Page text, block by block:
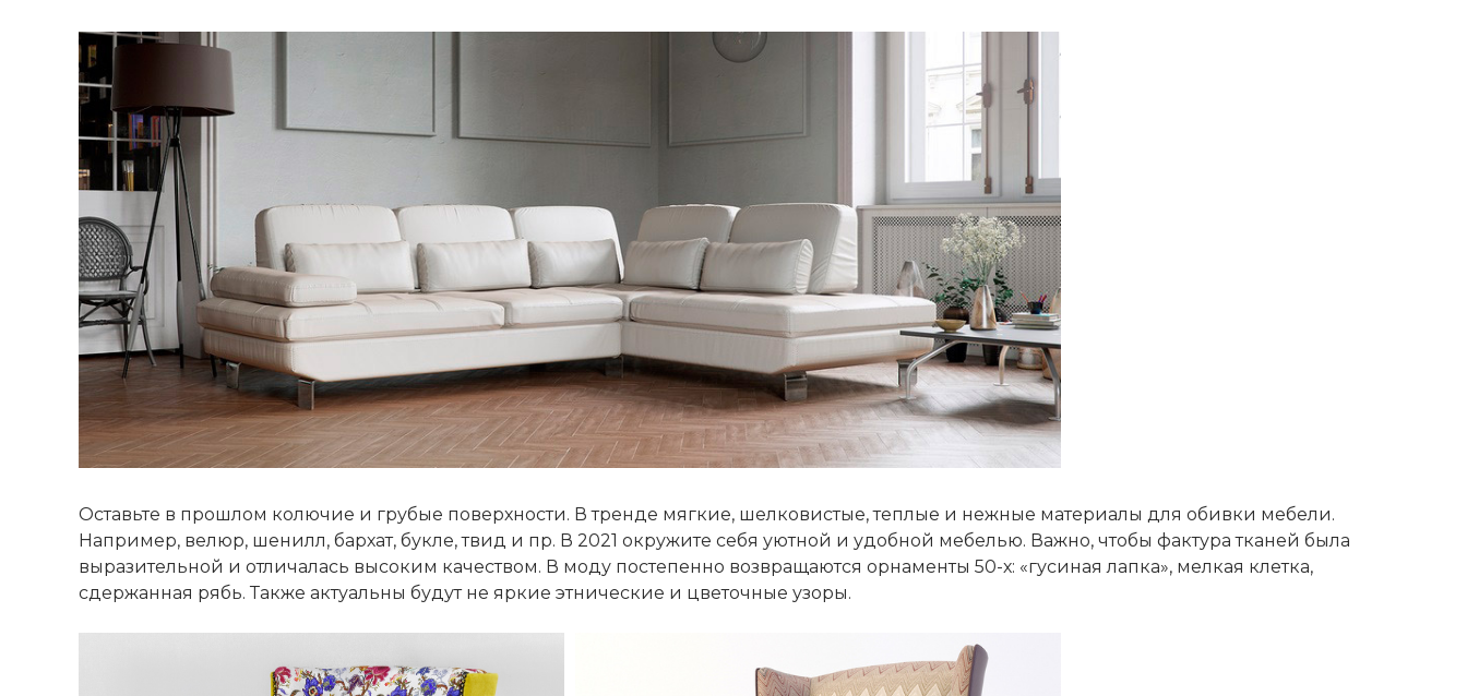
Оставьте в прошлом колючие и грубые поверхности. В тренде мягкие, шелковистые, теплые и нежные материалы для обивки мебели.
Например, велюр, шенилл, бархат, букле, твид и пр. В 2021 окружите себя уютной и удобной мебелью. Важно, чтобы фактура тканей была
выразительной и отличалась высоким качеством. В моду постепенно возвращаются орнаменты 50-х: «гусиная лапка», мелкая клетка,
сдержанная рябь. Также актуальны будут не яркие этнические и цветочные узоры.
Условия акции
КРУТИ!
Получи подарок просто
покрутив колесо
ХОЧУ ПОДАРОК
Доступно вращений: 1